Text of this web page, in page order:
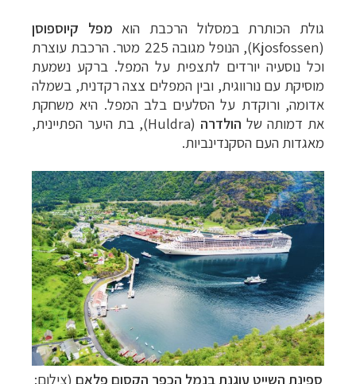
גולת הכותרת במסלול הרכבת הוא מפל קיוספוסן
(
Kjosfossen
), הנופל מגובה 225 מטר. הרכבת עוצרת
וכל נוסעיה יורדים לתצפית על המפל. ברקע נשמעת
מוסיקת עם נורווגית, ובין המפלים צצה רקדנית, בשמלה
אדומה, ורוקדת על הסלעים בלב המפל. היא משחקת
את דמותה של הולדרה (
Huldra), בת היער הפתיינית,
מאגדות העם הסקנדינביות.
ספינת השייט עוגנת בנמל הכפר הקסום פלאם (צילום: